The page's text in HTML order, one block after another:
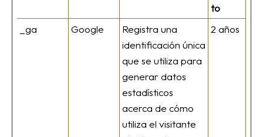
to
_ga
Google
Registra una
identificación única
que se utiliza para
generar datos
estadísticos
acerca de cómo
utiliza el visitante
2 años